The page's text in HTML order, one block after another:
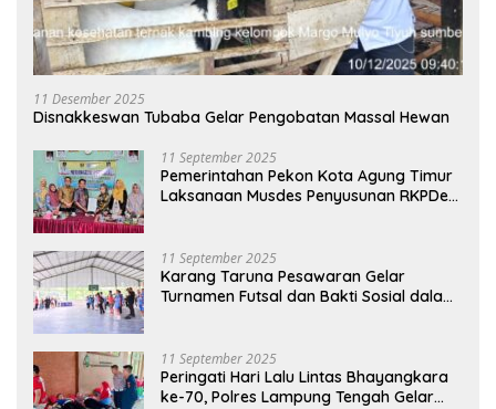
11 Desember 2025
Disnakkeswan Tubaba Gelar Pengobatan Massal Hewan
11 September 2025
Pemerintahan Pekon Kota Agung Timur
Laksanaan Musdes Penyusunan RKPDes
11 September 2025
Karang Taruna Pesawaran Gelar
Turnamen Futsal dan Bakti Sosial dalam
11 September 2025
Peringati Hari Lalu Lintas Bhayangkara
ke-70, Polres Lampung Tengah Gelar